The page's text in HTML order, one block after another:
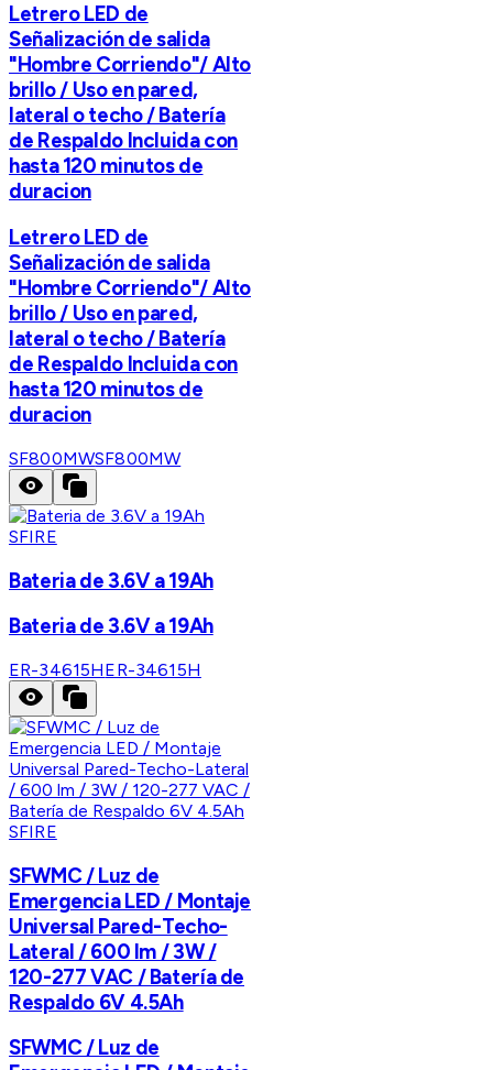
Letrero LED de
Señalización de salida
"Hombre Corriendo"/ Alto
brillo / Uso en pared,
lateral o techo / Batería
de Respaldo Incluida con
hasta 120 minutos de
duracion
Letrero LED de
Señalización de salida
"Hombre Corriendo"/ Alto
brillo / Uso en pared,
lateral o techo / Batería
de Respaldo Incluida con
hasta 120 minutos de
duracion
SF800MWSF800MW
SFIRE
Bateria de 3.6V a 19Ah
Bateria de 3.6V a 19Ah
ER-34615HER-34615H
SFIRE
SFWMC / Luz de
Emergencia LED / Montaje
Universal Pared-Techo-
Lateral / 600 lm / 3W /
120-277 VAC / Batería de
Respaldo 6V 4.5Ah
SFWMC / Luz de